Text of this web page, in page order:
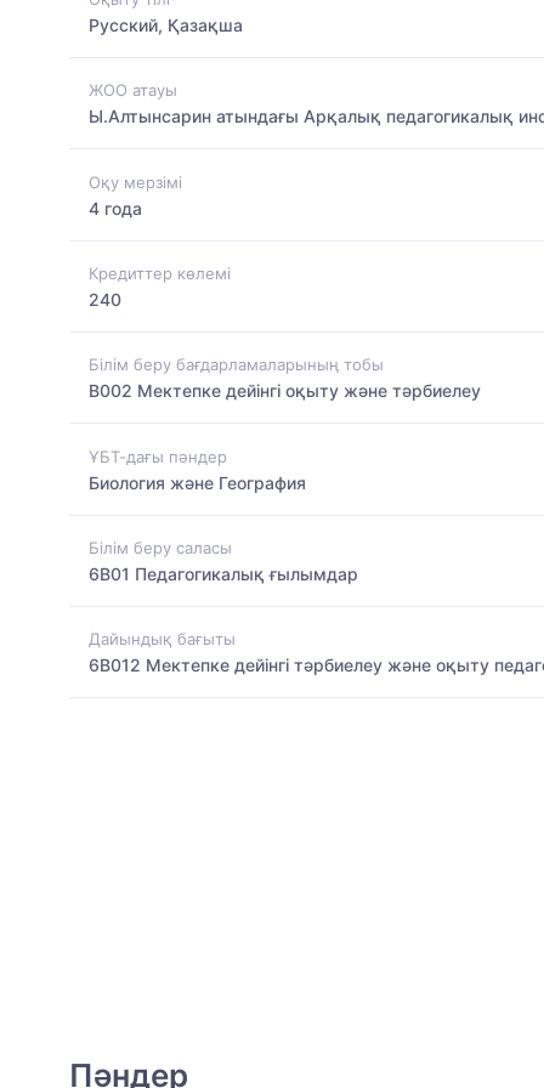
Русский, Қазақша
ЖОО атауы
Ы.Алтынсарин атындағы Арқалық педагогикалық
Оқу мерзімі
4 года
Кредиттер көлемі
240
Білім беру бағдарламаларының тобы
B002 Мектепке дейінгі оқыту және тәрбиелеу
ҰБТ-дағы пәндер
Биология және География
Білім беру саласы
6B01 Педагогикалық ғылымдар
Дайындық бағыты
6B012 Мектепке дейінгі тәрбиелеу және оқыту
Пәндер